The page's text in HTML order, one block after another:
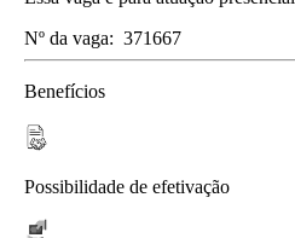
Nº da vaga: 371667
Benefícios
Possibilidade de efetivação